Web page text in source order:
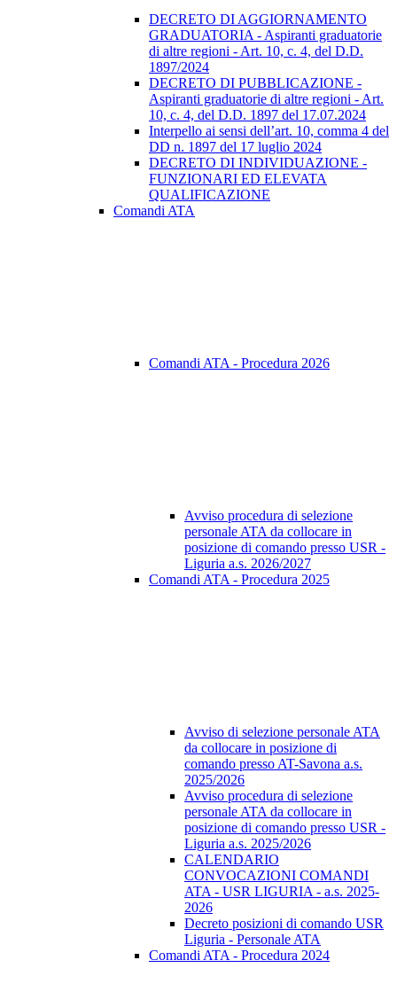
DECRETO DI AGGIORNAMENTO
GRADUATORIA - Aspiranti graduatorie
di altre regioni - Art. 10, c. 4, del D.D.
1897/2024
DECRETO DI PUBBLICAZIONE -
Aspiranti graduatorie di altre regioni - Art.
10, c. 4, del D.D. 1897 del 17.07.2024
Interpello ai sensi dell’art. 10, comma 4 del
DD n. 1897 del 17 luglio 2024
DECRETO DI INDIVIDUAZIONE -
FUNZIONARI ED ELEVATA
QUALIFICAZIONE
Comandi ATA
Comandi ATA - Procedura 2026
Avviso procedura di selezione
personale ATA da collocare in
posizione di comando presso USR -
Liguria a.s. 2026/2027
Comandi ATA - Procedura 2025
Avviso di selezione personale ATA
da collocare in posizione di
comando presso AT-Savona a.s.
2025/2026
Avviso procedura di selezione
personale ATA da collocare in
posizione di comando presso USR -
Liguria a.s. 2025/2026
CALENDARIO
CONVOCAZIONI COMANDI
ATA - USR LIGURIA - a.s. 2025-
2026
Decreto posizioni di comando USR
Liguria - Personale ATA
Comandi ATA - Procedura 2024